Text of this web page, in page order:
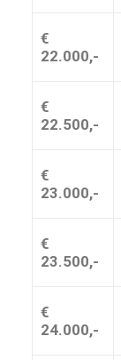
€
22.000,-
€
22.500,-
€
23.000,-
€
23.500,-
€
24.000,-